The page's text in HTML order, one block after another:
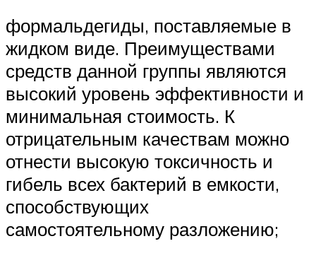
формальдегиды, поставляемые в
жидком виде. Преимуществами
средств данной группы являются
высокий уровень эффективности и
минимальная стоимость. К
отрицательным качествам можно
отнести высокую токсичность и
гибель всех бактерий в емкости,
способствующих
самостоятельному разложению;